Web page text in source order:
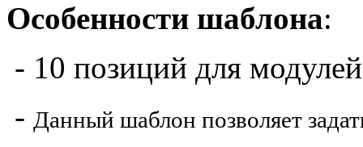
Особенности шаблона:
- 10 позиций для модулей
- Данный шаблон позволяет